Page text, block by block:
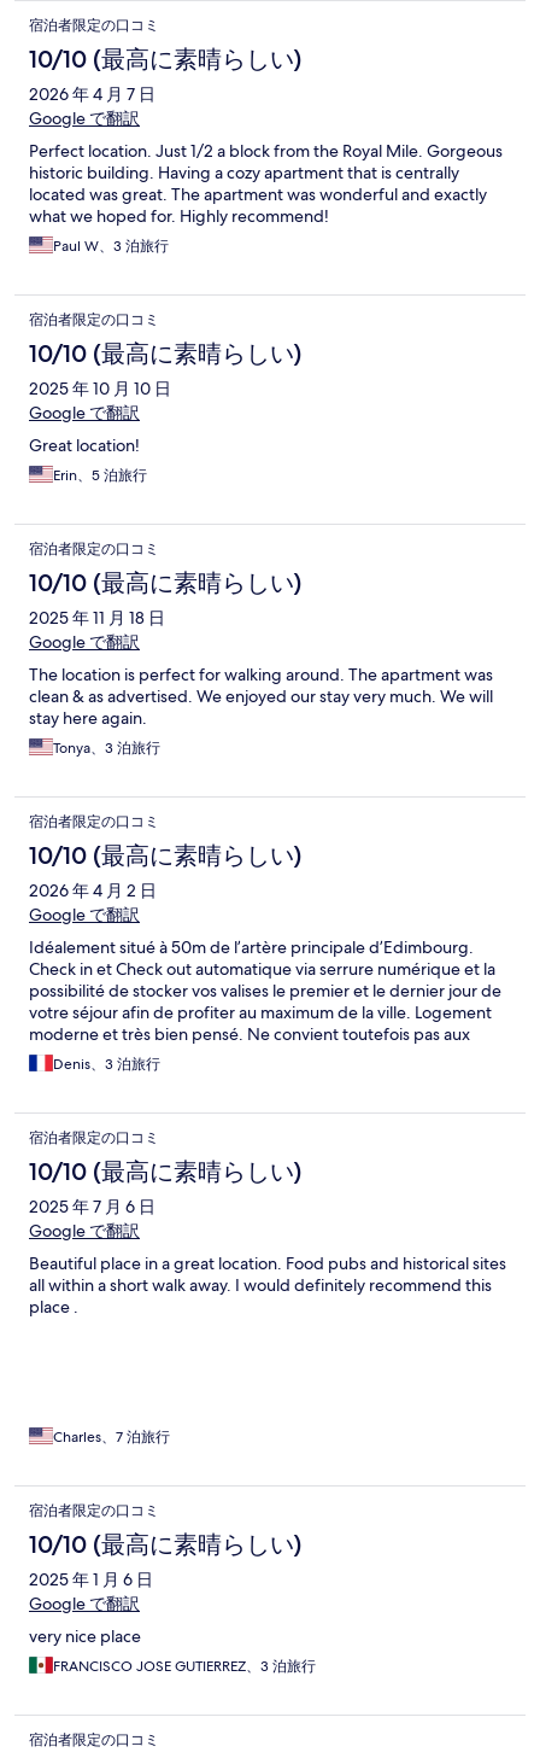
宿泊者限定の口コミ
10/10 (最高に素晴らしい)
2026 年 4 月 7 日
Google で翻訳
Perfect location. Just 1/2 a block from the Royal Mile. Gorgeous
historic building. Having a cozy apartment that is centrally
located was great. The apartment was wonderful and exactly
what we hoped for. Highly recommend!
Paul W、3 泊旅行
宿泊者限定の口コミ
10/10 (最高に素晴らしい)
2025 年 10 月 10 日
Google で翻訳
Great location!
Erin、5 泊旅行
宿泊者限定の口コミ
10/10 (最高に素晴らしい)
2025 年 11 月 18 日
Google で翻訳
The location is perfect for walking around. The apartment was
clean & as advertised. We enjoyed our stay very much. We will
stay here again.
Tonya、3 泊旅行
宿泊者限定の口コミ
10/10 (最高に素晴らしい)
2026 年 4 月 2 日
Google で翻訳
Idéalement situé à 50m de l’artère principale d’Edimbourg.
Check in et Check out automatique via serrure numérique et la
possibilité de stocker vos valises le premier et le dernier jour de
votre séjour afin de profiter au maximum de la ville. Logement
moderne et très bien pensé. Ne convient toutefois pas aux
personnes à mobilité réduite : la faute à des escaliers
omniprésents. La nuitée n’est pas donnée mais c’est le prix à
ne vous servira à rien dans Edimbourg.
Denis、3 泊旅行
宿泊者限定の口コミ
10/10 (最高に素晴らしい)
2025 年 7 月 6 日
Google で翻訳
Beautiful place in a great location. Food pubs and historical sites
all within a short walk away. I would definitely recommend this
place .
Charles、7 泊旅行
宿泊者限定の口コミ
10/10 (最高に素晴らしい)
2025 年 1 月 6 日
Google で翻訳
very nice place
FRANCISCO JOSE GUTIERREZ、3 泊旅行
宿泊者限定の口コミ